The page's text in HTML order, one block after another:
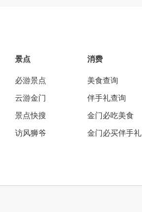
景点
必游景点
云游金门
景点快搜
访风狮爷
消费
美食查询
伴手礼查询
金门必吃美食
金门必买伴手礼